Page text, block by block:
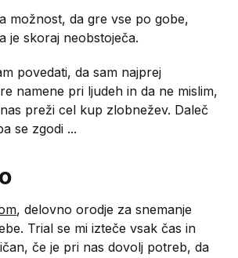
možnost, da gre vse po gobe,
je skoraj neobstoječa.
povedati, da sam najprej
namene pri ljudeh in da ne mislim,
preži cel kup zlobnežev. Daleč
se zgodi ...
, delovno orodje za snemanje
Trial se mi izteče vsak čas in
če je pri nas dovolj potreb, da